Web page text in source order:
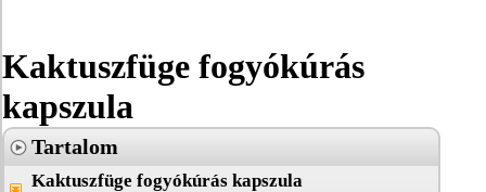
Kaktuszfüge fogyókúrás
kapszula
Tartalom
Kaktuszfüge fogyókúrás kapszula